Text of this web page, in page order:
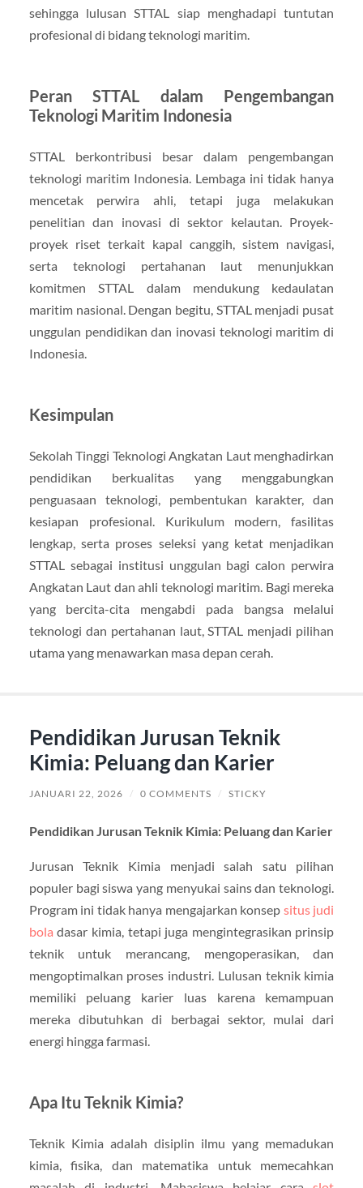
sehingga lulusan STTAL siap menghadapi tuntutan
profesional di bidang teknologi maritim.
Peran STTAL dalam Pengembangan
Teknologi Maritim Indonesia
STTAL berkontribusi besar dalam pengembangan
teknologi maritim Indonesia. Lembaga ini tidak hanya
mencetak perwira ahli, tetapi juga melakukan
penelitian dan inovasi di sektor kelautan. Proyek-
proyek riset terkait kapal canggih, sistem navigasi,
serta teknologi pertahanan laut menunjukkan
komitmen STTAL dalam mendukung kedaulatan
maritim nasional. Dengan begitu, STTAL menjadi pusat
unggulan pendidikan dan inovasi teknologi maritim di
Indonesia.
Kesimpulan
Sekolah Tinggi Teknologi Angkatan Laut menghadirkan
pendidikan berkualitas yang menggabungkan
penguasaan teknologi, pembentukan karakter, dan
kesiapan profesional. Kurikulum modern, fasilitas
lengkap, serta proses seleksi yang ketat menjadikan
STTAL sebagai institusi unggulan bagi calon perwira
Angkatan Laut dan ahli teknologi maritim. Bagi mereka
yang bercita-cita mengabdi pada bangsa melalui
teknologi dan pertahanan laut, STTAL menjadi pilihan
utama yang menawarkan masa depan cerah.
Pendidikan Jurusan Teknik
Kimia: Peluang dan Karier
JANUARI 22, 2026 / 0 COMMENTS / STICKY
Pendidikan Jurusan Teknik Kimia: Peluang dan Karier
Jurusan Teknik Kimia menjadi salah satu pilihan
populer bagi siswa yang menyukai sains dan teknologi.
Program ini tidak hanya mengajarkan konsep situs judi
bola dasar kimia, tetapi juga mengintegrasikan prinsip
teknik untuk merancang, mengoperasikan, dan
mengoptimalkan proses industri. Lulusan teknik kimia
memiliki peluang karier luas karena kemampuan
mereka dibutuhkan di berbagai sektor, mulai dari
energi hingga farmasi.
Apa Itu Teknik Kimia?
Teknik Kimia adalah disiplin ilmu yang memadukan
kimia, fisika, dan matematika untuk memecahkan